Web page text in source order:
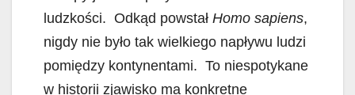
ludzkości. Odkąd powstał Homo sapiens,
nigdy nie było tak wielkiego napływu ludzi
pomiędzy kontynentami. To niespotykane
w historii zjawisko ma konkretne